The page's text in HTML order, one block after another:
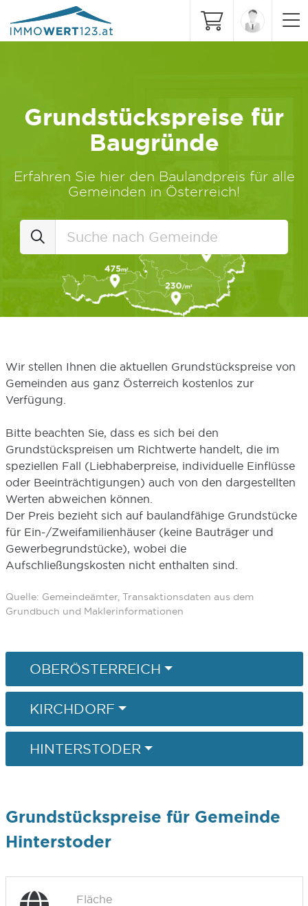
Grundstückspreise für
Baugründe
Erfahren Sie hier den Baulandpreis für alle
Gemeinden in Österreich!
Wir stellen Ihnen die aktuellen Grundstückspreise von
Gemeinden aus ganz Österreich kostenlos zur
Verfügung.
Bitte beachten Sie, dass es sich bei den
Grundstückspreisen um Richtwerte handelt, die im
speziellen Fall (Liebhaberpreise, individuelle Einflüsse
oder Beeinträchtigungen) auch von den dargestellten
Werten abweichen können.
Der Preis bezieht sich auf baulandfähige Grundstücke
für Ein-/Zweifamilienhäuser (keine Bauträger und
Gewerbegrundstücke), wobei die
Aufschließungskosten nicht enthalten sind.
Quelle: Gemeindeämter, Transaktionsdaten aus dem
Grundbuch und Maklerinformationen
OBERÖSTERREICH
KIRCHDORF
HINTERSTODER
Grundstückspreise für Gemeinde
Hinterstoder
Fläche